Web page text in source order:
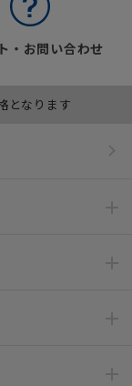
・お問い合わせ
となります